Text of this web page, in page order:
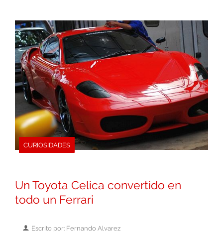
CURIOSIDADES
Un Toyota Celica convertido en
todo un Ferrari
Escrito por: Fernando Alvarez